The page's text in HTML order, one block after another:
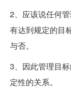
2、应该说任何
有达到规定的目
与否。
3、因此管理目
定性的关系。